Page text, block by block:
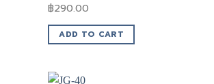
฿290.00
ADD TO CART